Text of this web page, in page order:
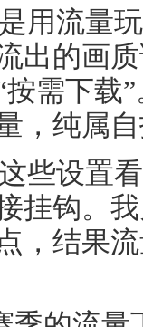
用流量
出的画
需下载
，纯属
些设置
挂钩。
，结果